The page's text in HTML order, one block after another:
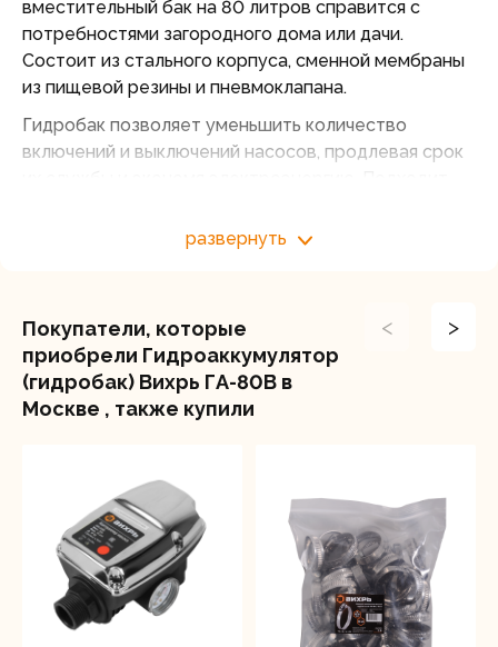
вместительный бак на 80 литров справится с
потребностями загородного дома или дачи.
Состоит из стального корпуса, сменной мембраны
из пищевой резины и пневмоклапана.
Гидробак позволяет уменьшить количество
включений и выключений насосов, продлевая срок
мощностью до 1500 Вт.
компоновка позволяет устанавливать
гидроаккумулятор Вихрь ГА-80В на небольших
площадках.
развернуть
Покупатели, которые
приобрели Гидроаккумулятор
(гидробак) Вихрь ГА-80В в
Москве , также купили
< >